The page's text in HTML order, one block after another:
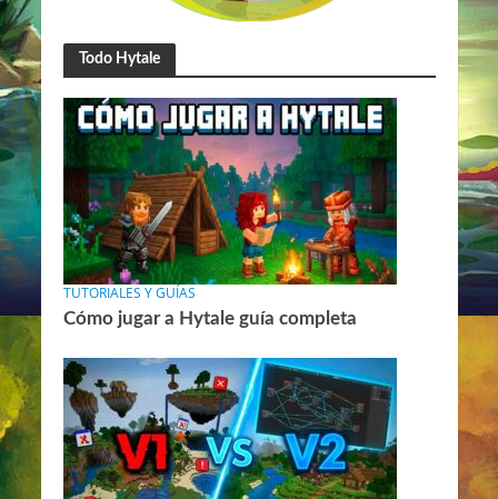
Todo Hytale
TUTORIALES Y GUÍAS
Cómo jugar a Hytale guía completa